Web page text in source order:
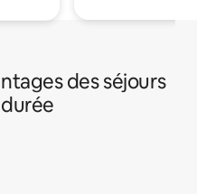
des séjours